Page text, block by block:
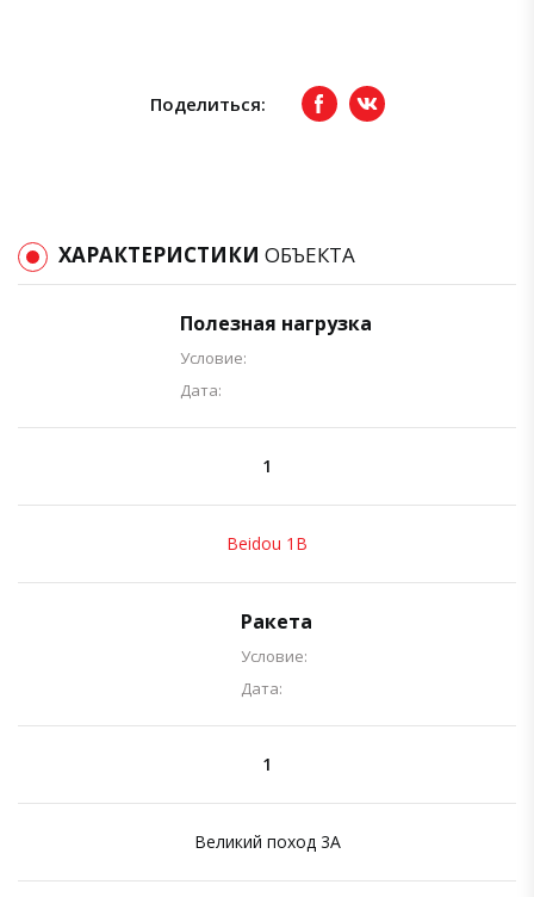
Поделиться: FacebookвКонтакте
ХАРАКТЕРИСТИКИ ОБЪЕКТА
Полезная нагрузка
Условие:
Дата:
1
Beidou 1B
Ракета
Условие:
Дата:
1
Великий поход 3A